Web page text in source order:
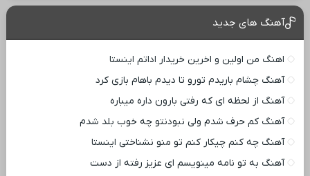
آهنگ های جدید
اهنگ من اولین و اخرین خریدار اداتم اینستا
آهنگ چشام باریدم تورو تا دیدم باهام بازی کرد
آهنگ از لحظه ای که رفتی بارون داره میباره
آهنگ کم حرف شدم ولی نبودنتو چه خوب بلد شدم
آهنگ چه کنم چیکار کنم تو منو نشناختی اینستا
آهنگ به تو نامه مینویسم ای عزیز رفته از دست